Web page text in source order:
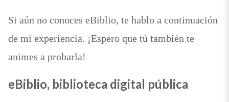
Si aún no conoces eBiblio, te hablo a continuación
de mi experiencia. ¡Espero que tú también te
animes a probarla!
eBiblio, biblioteca digital pública